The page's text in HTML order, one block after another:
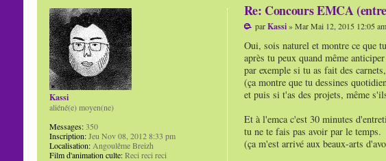
Re: Concours EMCA
parKassi» Mar Mai 12, 2015 12:05 am
Oui, sois naturel et montre ce que
après tu peux quand même
par exemple si tu as fait des
(ça montre que tu dessines
et puis si t'as des projets, même
Et à l'emca c'est 30 minutes
tu ne te fais pas avoir par le temps.
(ça m'est arrivé aux beaux-arts
Kassi
aliéné(e) moyen(ne)
Messages:350
Inscription:Jeu Nov 08, 2012 8:33 pm
Localisation:Angoulême Breizh
Film d'animation culte:Reci reci reci